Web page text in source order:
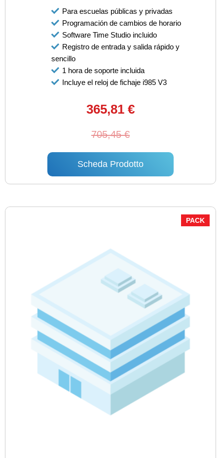
Para escuelas públicas y privadas
Programación de cambios de horario
Software Time Studio incluido
Registro de entrada y salida rápido y
sencillo
1 hora de soporte incluida
Incluye el reloj de fichaje i985 V3
365,81 €
705,45 €
Scheda Prodotto
PACK